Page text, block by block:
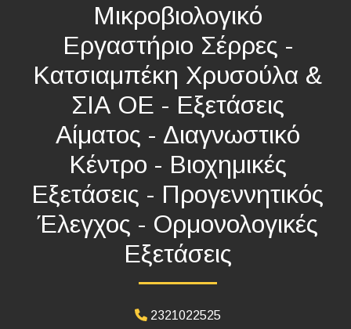
Μικροβιολογικό
Εργαστήριο Σέρρες -
Κατσιαμπέκη Χρυσούλα &
ΣΙΑ ΟΕ - Εξετάσεις
Αίματος - Διαγνωστικό
Κέντρο - Βιοχημικές
Εξετάσεις - Προγεννητικός
Έλεγχος - Ορμονολογικές
Εξετάσεις
2321022525